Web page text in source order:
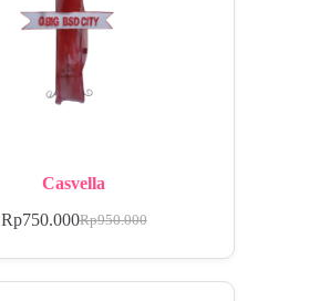
Casvella
Rp950.000
Rp750.000